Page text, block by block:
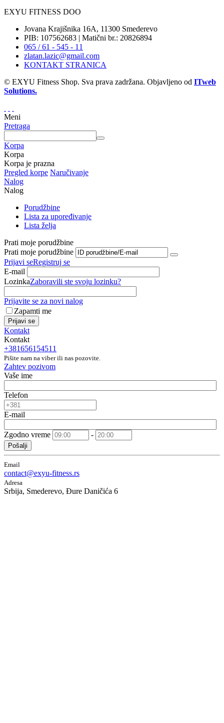
EXYU FITNESS DOO
Jovana Krajišnika 16A, 11300 Smederevo
PIB: 107562683 | Matični br.: 20826894
065 / 61 - 545 - 11
zlatan.lazic@gmail.com
KONTAKT STRANICA
© EXYU Fitness Shop. Sva prava zadržana. Objavljeno od ITweb
Solutions.
Meni
Pretraga
Korpa
Korpa
Korpa je prazna
Pregled korpe Naručivanje
Nalog
Nalog
Porudžbine
Lista za upoređivanje
Lista želja
Prati moje porudžbine
Prati moje porudžbine
Prijavi seRegistruj se
E-mail
LozinkaZaboravili ste svoju lozinku?
Prijavite se za novi nalog
Zapamti me
Prijavi se
Kontakt
Kontakt
+381656154511
Pišite nam na viber ili nas pozovite.
Zahtev pozivom
Vaše ime
Telefon
E-mail
Zgodno vreme -
Pošalji
Email
contact@exyu-fitness.rs
Adresa
Srbija, Smederevo, Đure Daničića 6